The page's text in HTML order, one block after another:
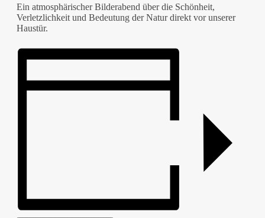
Ein atmosphärischer Bilderabend über die Schönheit,
Verletzlichkeit und Bedeutung der Natur direkt vor unserer
Haustür.